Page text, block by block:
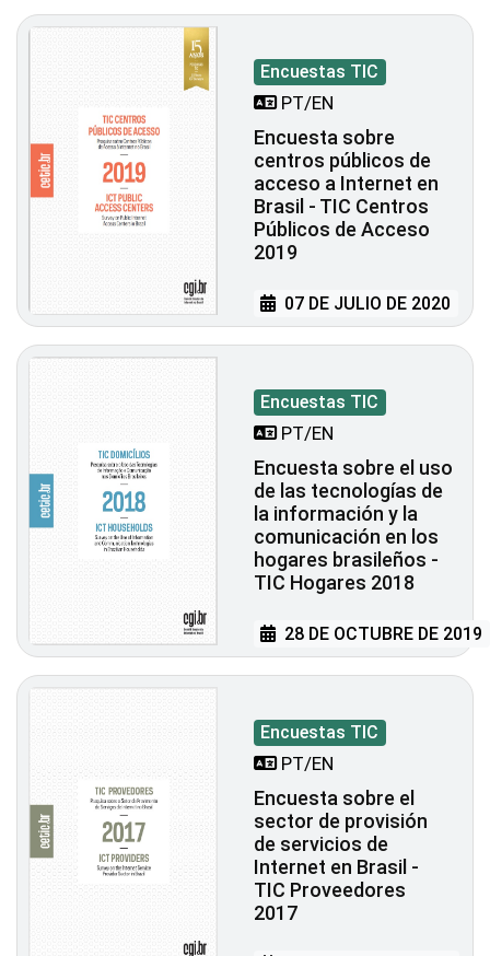
Encuestas TIC
PT/EN
Encuesta sobre
centros públicos de
acceso a Internet en
Brasil - TIC Centros
Públicos de Acceso
2019
07 DE JULIO DE 2020
Encuestas TIC
PT/EN
Encuesta sobre el uso
de las tecnologías de
la información y la
comunicación en los
hogares brasileños -
TIC Hogares 2018
28 DE OCTUBRE DE 2019
Encuestas TIC
PT/EN
Encuesta sobre el
sector de provisión
de servicios de
Internet en Brasil -
TIC Proveedores
2017